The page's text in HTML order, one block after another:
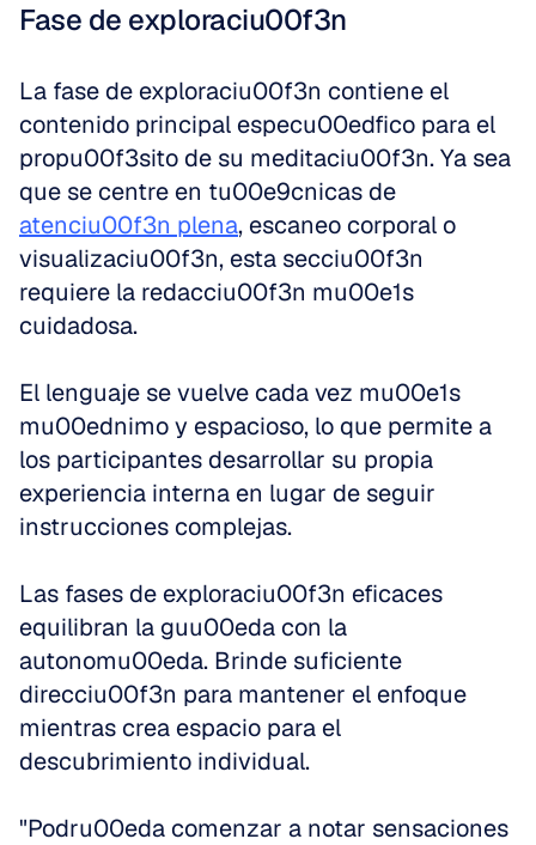
Fase de exploraciu00f3n
La fase de exploraciu00f3n contiene el
contenido principal especu00edfico para el
propu00f3sito de su meditaciu00f3n. Ya sea
atenciu00f3n plena, escaneo corporal o
visualizaciu00f3n, esta secciu00f3n
requiere la redacciu00f3n mu00e1s
cuidadosa.
El lenguaje se vuelve cada vez mu00e1s
mu00ednimo y espacioso, lo que permite a
los participantes desarrollar su propia
experiencia interna en lugar de seguir
instrucciones complejas.
Las fases de exploraciu00f3n eficaces
equilibran la guu00eda con la
autonomu00eda. Brinde suficiente
direcciu00f3n para mantener el enfoque
mientras crea espacio para el
descubrimiento individual.
"Podru00eda comenzar a notar sensaciones